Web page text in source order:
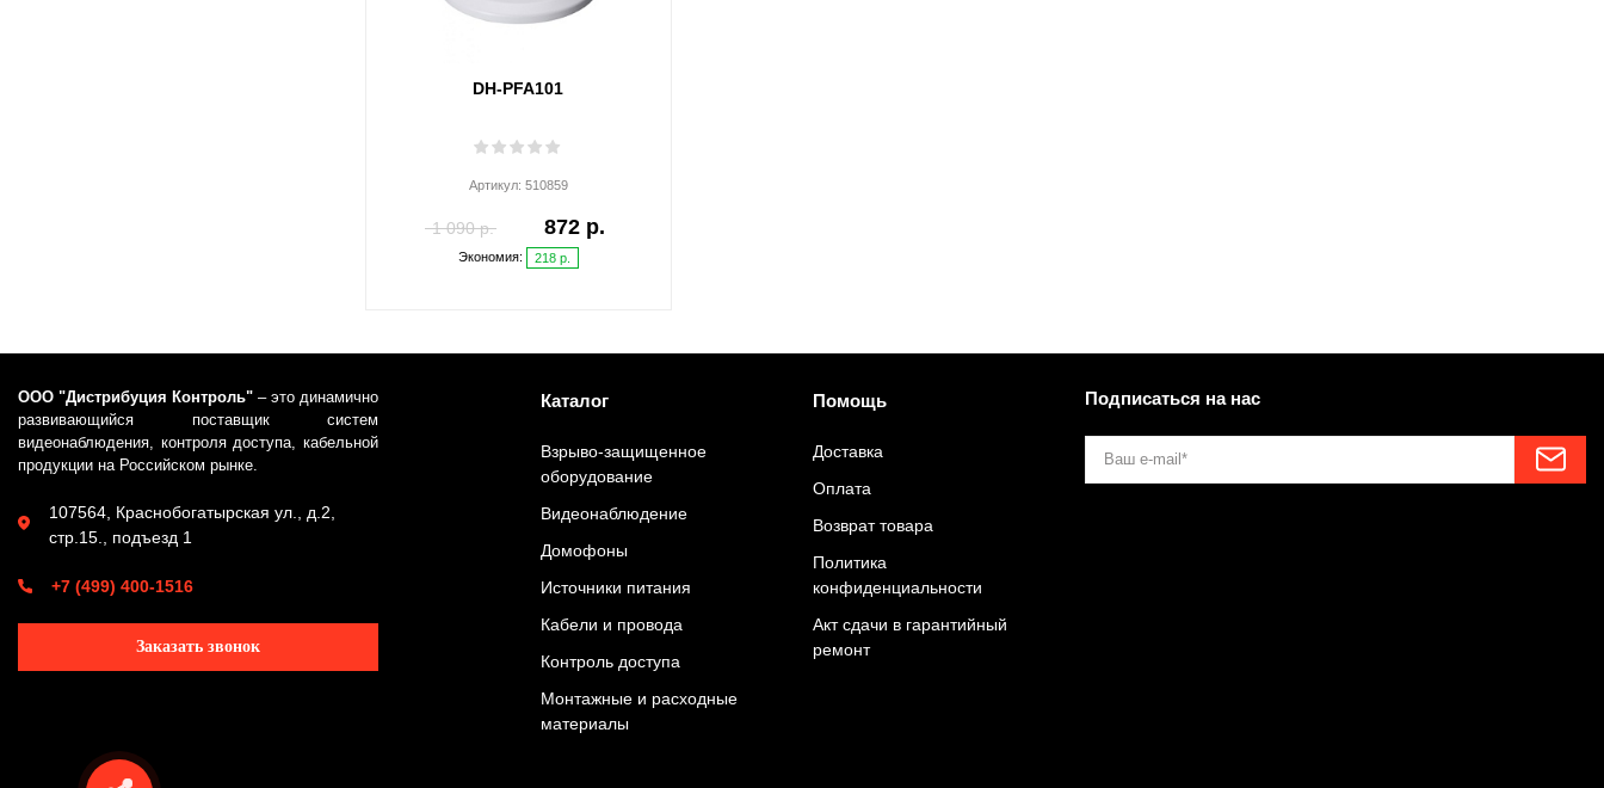
DH-PFA101
Артикул: 510859
1 090 р. 872 р.
Экономия: 218 р.
ООО "Дистрибуция Контроль" – это динамично
развивающийся поставщик систем
видеонаблюдения, контроля доступа, кабельной
продукции на Российском рынке.
107564, Краснобогатырская ул., д.2,
стр.15., подъезд 1
+7 (499) 400-1516
Заказать звонок
Каталог
Взрыво-защищенное
оборудование
Видеонаблюдение
Домофоны
Источники питания
Кабели и провода
Контроль доступа
Монтажные и расходные
материалы
Помощь
Доставка
Оплата
Возврат товара
Политика
конфиденциальности
Акт сдачи в гарантийный
ремонт
Подписаться на нас